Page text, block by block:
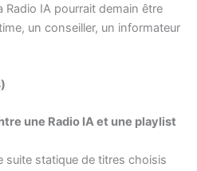
IA pourrait demain être
un conseiller, un informateur
une Radio IA et une playlist
suite statique de titres choisis